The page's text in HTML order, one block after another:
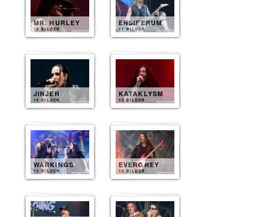
MR. HURLEY
12 BILDER
ENSIFERUM
11 BILDER
JINJER
10 BILDER
KATAKLYSM
10 BILDER
WARKINGS
10 BILDER
EVERGREY
10 BILDER